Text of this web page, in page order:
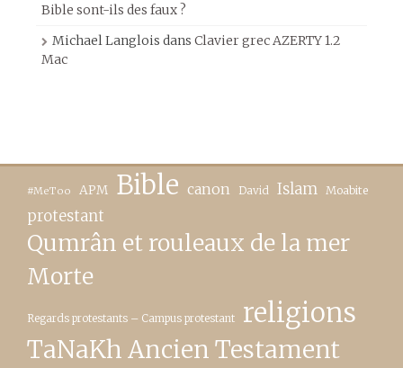
Bible sont-ils des faux ?
Michael Langlois dans Clavier grec AZERTY 1.2
Mac
#MeToo APM Bible canon David Islam Moabite
protestant
Qumrân et rouleaux de la mer
Morte
Regards protestants – Campus protestant religions
TaNaKh Ancien Testament